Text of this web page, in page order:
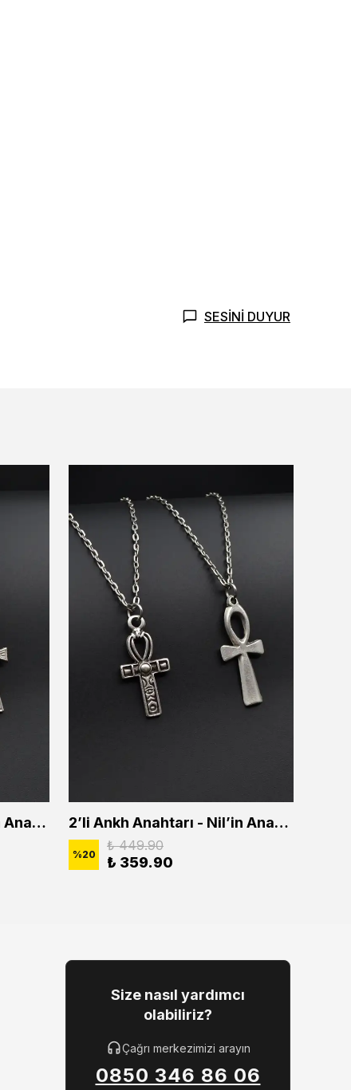
SESİNİ DUYUR
2'li Ankh Anahtarı - Nil'in Anahtarı Erkek Kadın Kolye Seti 2’li Ankh Anahtarı - Nil’in Anahtarı Erkek Kadın Kolye Seti
%20
₺ 449.90
₺ 359.90
Size nasıl yardımcı
olabiliriz?
Çağrı merkezimizi arayın
0850 346 86 06